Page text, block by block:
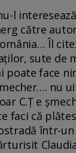
l
către
Îl
sute de
poate face
nu
C.Ț e
faci că
într-